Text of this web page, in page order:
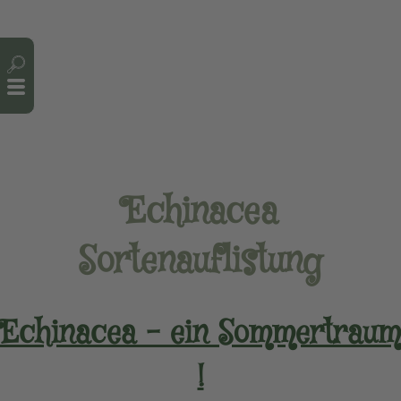
Echinacea
Sortenauflistung
Echinacea – ein Sommertraum
!